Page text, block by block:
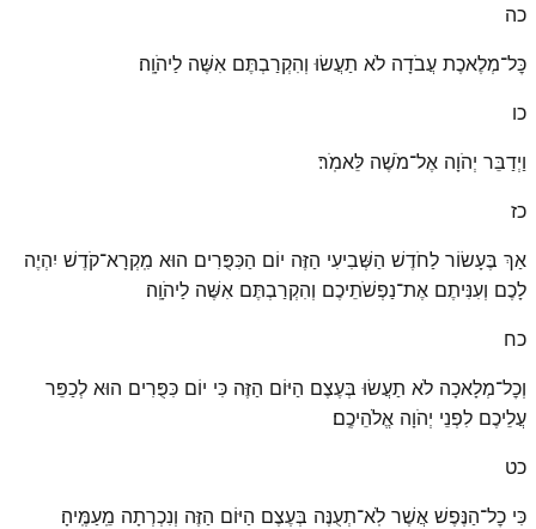
כה
כׇּל־מְלֶאכֶת עֲבֹדָה לֹא תַעֲשׂוּ וְהִקְרַבְתֶּם אִשֶּׁה לַיהֹוָֽה׃
כו
וַיְדַבֵּר יְהֹוָה אֶל־מֹשֶׁה לֵּאמֹֽר׃
כז
אַךְ בֶּעָשׂוֹר לַחֹדֶשׁ הַשְּׁבִיעִי הַזֶּה יוֹם הַכִּפֻּרִים הוּא מִֽקְרָא־קֹדֶשׁ יִהְיֶה
לָכֶם וְעִנִּיתֶם אֶת־נַפְשֹׁתֵיכֶם וְהִקְרַבְתֶּם אִשֶּׁה לַיהֹוָֽה׃
כח
וְכׇל־מְלָאכָה לֹא תַעֲשׂוּ בְּעֶצֶם הַיּוֹם הַזֶּה כִּי יוֹם כִּפֻּרִים הוּא לְכַפֵּר
עֲלֵיכֶם לִפְנֵי יְהֹוָה אֱלֹהֵיכֶֽם׃
כט
כִּי כׇל־הַנֶּפֶשׁ אֲשֶׁר לֹֽא־תְעֻנֶּה בְּעֶצֶם הַיּוֹם הַזֶּה וְנִכְרְתָה מֵֽעַמֶּֽיהָ׃